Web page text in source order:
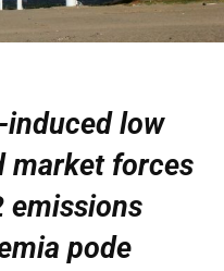
induced low
market forces
emissions
pode